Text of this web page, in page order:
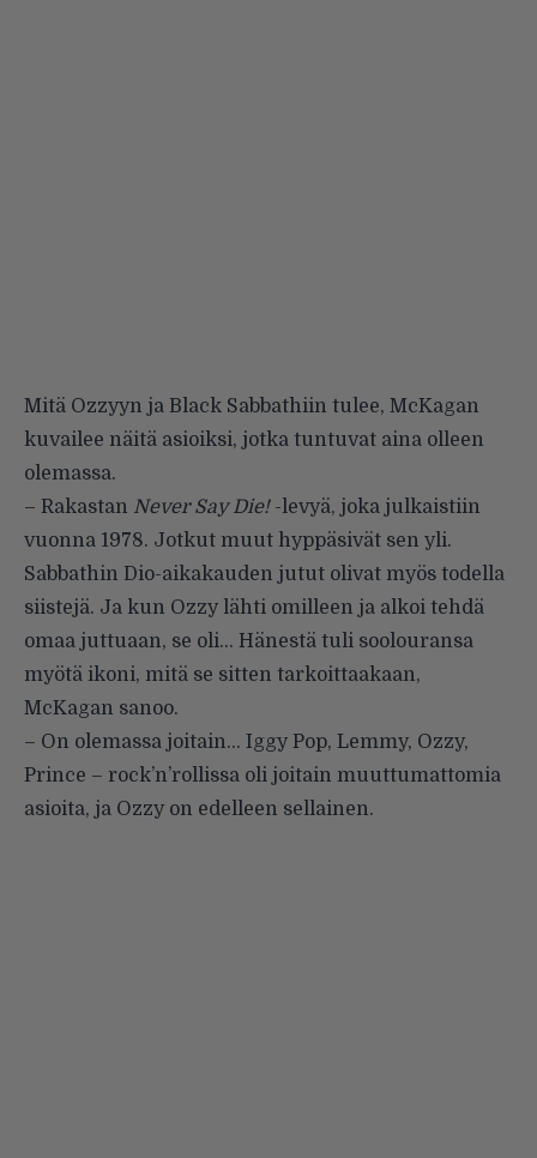
Mitä Ozzyyn ja Black Sabbathiin tulee, McKagan
kuvailee näitä asioiksi, jotka tuntuvat aina olleen
olemassa.
– Rakastan Never Say Die!-levyä, joka julkaistiin
vuonna 1978. Jotkut muut hyppäsivät sen yli.
Sabbathin Dio-aikakauden jutut olivat myös todella
siistejä. Ja kun Ozzy lähti omilleen ja alkoi tehdä
omaa juttuaan, se oli… Hänestä tuli soolouransa
myötä ikoni, mitä se sitten tarkoittaakaan,
McKagan sanoo.
– On olemassa joitain… Iggy Pop, Lemmy, Ozzy,
Prince – rock’n’rollissa oli joitain muuttumattomia
asioita, ja Ozzy on edelleen sellainen.